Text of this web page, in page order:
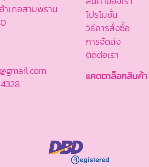
เภอสามพราน
โปรโมชั่น
วิธีการสั่งซื้อ
การจัดส่ง
ติดต่อเรา
แคตตาล็อกสินค้า